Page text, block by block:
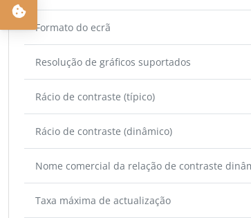
Formato do ecrã
Resolução de gráficos suportados
Rácio de contraste (típico)
Rácio de contraste (dinâmico)
Nome comercial da relação de contraste
Taxa máxima de actualização